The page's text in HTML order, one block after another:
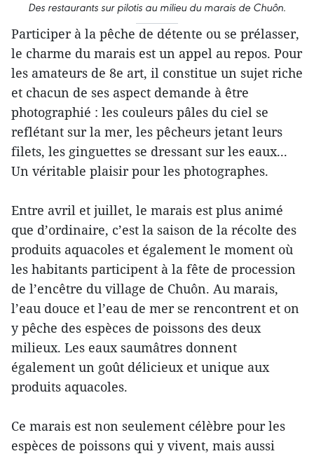
Des restaurants sur pilotis au milieu du marais de Chuôn.
Participer à la pêche de détente ou se prélasser,
le charme du marais est un appel au repos. Pour
les amateurs de 8e art, il constitue un sujet riche
et chacun de ses aspect demande à être
photographié : les couleurs pâles du ciel se
reflétant sur la mer, les pêcheurs jetant leurs
filets, les ginguettes se dressant sur les eaux...
Un véritable plaisir pour les photographes.
Entre avril et juillet, le marais est plus animé
que d’ordinaire, c’est la saison de la récolte des
produits aquacoles et également le moment où
les habitants participent à la fête de procession
de l’encêtre du village de Chuôn. Au marais,
l’eau douce et l’eau de mer se rencontrent et on
y pêche des espèces de poissons des deux
milieux. Les eaux saumâtres donnent
également un goût délicieux et unique aux
produits aquacoles.
Ce marais est non seulement célèbre pour les
espèces de poissons qui y vivent, mais aussi